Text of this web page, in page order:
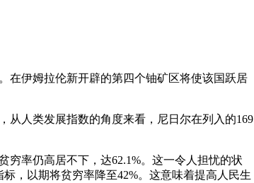
在伊姆拉伦新开辟的第四个铀矿区将使该国跃居
从人类发展指数的角度来看，尼日尔在列入的169
穷率仍高居不下，达62.1%。这一令人担忧的状
，以期将贫穷率降至42%。这意味着提高人民生